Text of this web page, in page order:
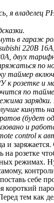
я владелец
в гараж
220В
двух
по
таймер
к розетке и
по
кинуть
(будет
и
control к
и
розетке
режимах.
себе
короткий
тем как